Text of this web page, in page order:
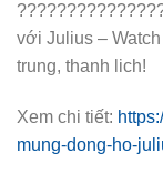
với Julius – Watch
trung, thanh lich!
Xem chi tiết:
mung-dong-ho-